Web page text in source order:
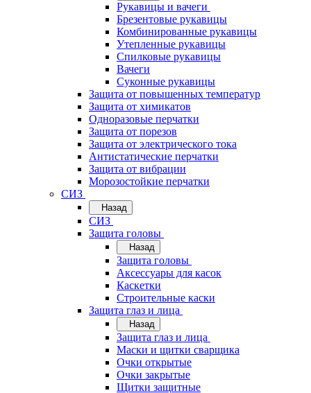
Рукавицы и вачеги
Брезентовые рукавицы
Комбинированные рукавицы
Утепленные рукавицы
Спилковые рукавицы
Вачеги
Суконные рукавицы
Защита от повышенных температур
Защита от химикатов
Одноразовые перчатки
Защита от порезов
Защита от электрического тока
Антистатические перчатки
Защита от вибрации
Морозостойкие перчатки
СИЗ
Назад
СИЗ
Защита головы
Назад
Защита головы
Аксессуары для касок
Каскетки
Строительные каски
Защита глаз и лица
Назад
Защита глаз и лица
Маски и щитки сварщика
Очки открытые
Очки закрытые
Щитки защитные